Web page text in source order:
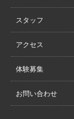
スタッフ
アクセス
体験募集
お問い合わせ